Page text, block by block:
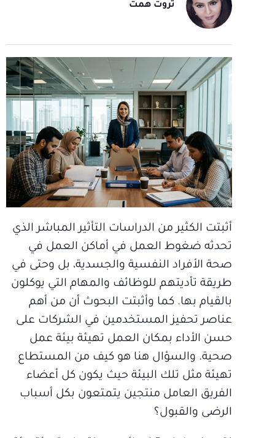
ثروت همت
أثبتت الكثير من الدراسات التأثير المباشر الذي
تحدثه ضغوط العمل في أماكن العمل في
صحة الأفراد النفسية والجسدية، بل وحتى في
طريقة تأديتهم للوظائف والمهام التي يوكلون
بالقيام بها. كما وأثبتت البحوث أن من أهم
عناصر تحفيز المستخدمين في الشركات على
حسن الأداء بمكان العمل تهيئة بيئة عمل
صحية. والسؤال هنا هو كيف من المستطاع
تهيئة مثل تلك البيئة حيث يكون كل أعضاء
الفريق العامل منتجين يتمتعون بكل أسباب
الرضى والقبول؟